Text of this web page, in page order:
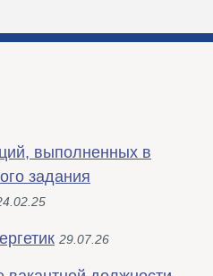
выполненных в
задания
29.07.26